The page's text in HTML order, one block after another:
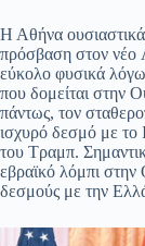
Η Αθήνα ουσιαστικά
πρόσβαση στον νέο
εύκολο φυσικά
που δομείται στην
πάντως, τον
ισχυρό δεσμό με το
του Τραμπ.
εβραϊκό λόμπι στην
δεσμούς με την